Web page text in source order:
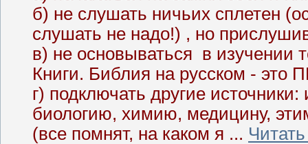
б) не слушать ничьих сплетен
слушать не надо!) , но
в) не основываться в
Книги. Библия на русском -
г) подключать другие
биологию, химию, медицину,
(все помнят, на каком я ...